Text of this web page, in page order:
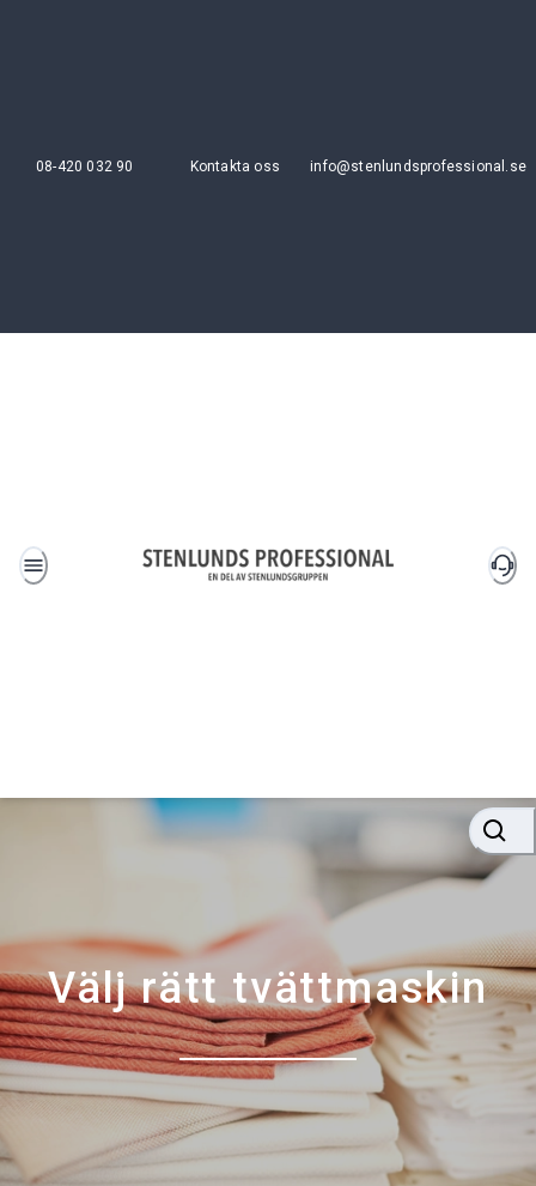
08-420 032 90 Kontakta oss info@stenlundsprofessional.se
Välj rätt tvättmaskin